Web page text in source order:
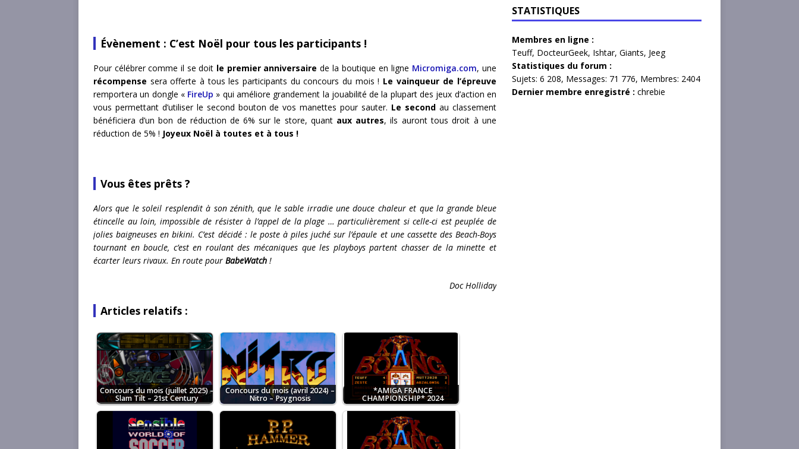
Évènement : C’est Noël pour tous les participants !
Pour célébrer comme il se doit le premier anniversaire de la boutique en ligne Micromiga.com, une
récompense sera offerte à tous les participants du concours du mois ! Le vainqueur de l’épreuve
remportera un dongle « FireUp » qui améliore grandement la jouabilité de la plupart des jeux d’action en
vous permettant d’utiliser le second bouton de vos manettes pour sauter. Le second au classement
bénéficiera d’un bon de réduction de 6% sur le store, quant aux autres, ils auront tous droit à une
réduction de 5% ! Joyeux Noël à toutes et à tous !
Vous êtes prêts ?
Alors que le soleil resplendit à son zénith, que le sable irradie une douce chaleur et que la grande bleue
étincelle au loin, impossible de résister à l’appel de la plage … particulièrement si celle-ci est peuplée de
jolies baigneuses en bikini. C’est décidé : le poste à piles juché sur l’épaule et une cassette des Beach-Boys
tournant en boucle, c’est en roulant des mécaniques que les playboys partent chasser de la minette et
écarter leurs rivaux. En route pour BabeWatch !
Doc Holliday
Articles relatifs :
Concours du mois (juillet 2025) –
Slam Tilt – 21st Century
Concours du mois (avril 2024) –
Nitro – Psygnosis
*AMIGA FRANCE
CHAMPIONSHIP* 2024
STATISTIQUES
Membres en ligne :
Teuff, DocteurGeek, Ishtar, Giants, Jeeg
Statistiques du forum :
Sujets: 6 208, Messages: 71 776, Membres: 2404
Dernier membre enregistré : chrebie